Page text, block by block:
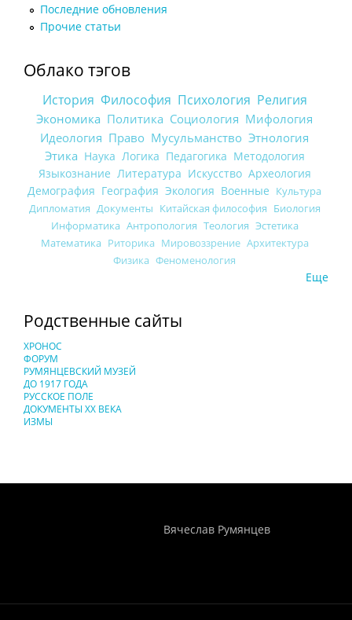
Последние обновления
Прочие статьи
Облако тэгов
История Философия Психология Религия
Экономика Политика Социология Мифология
Идеология Право Мусульманство Этнология
Этика Наука Логика Педагогика Методология
Языкознание Литература Искусство Археология
Демография География Экология Военные Культура
Дипломатия Документы Китайская философия Биология
Информатика Антропология Теология Эстетика
Математика Риторика Мировоззрение Архитектура
Физика Феноменология
Еще
Родственные сайты
ХРОНОС
ФОРУМ
РУМЯНЦЕВСКИЙ МУЗЕЙ
ДО 1917 ГОДА
РУССКОЕ ПОЛЕ
ДОКУМЕНТЫ XX ВЕКА
ИЗМЫ
Вячеслав Румянцев